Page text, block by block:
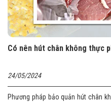
Có nên hút chân không thực
24/05/2024
Phương pháp bảo quản hút chân